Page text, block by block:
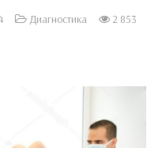
Диагностика
2 853